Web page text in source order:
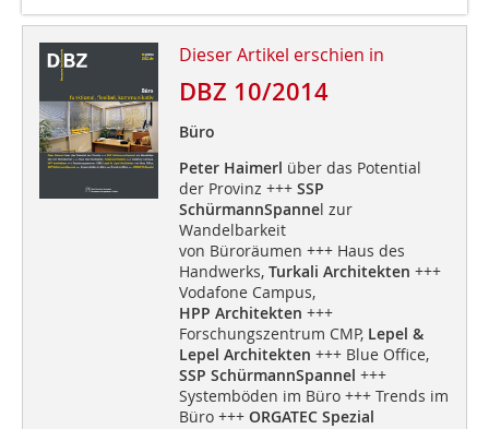
Dieser Artikel erschien in
DBZ 10/2014
Büro
Peter Haimerl über das Potential
der Provinz +++ SSP
SchürmannSpannel zur
Wandelbarkeit
von Büroräumen +++ Haus des
Handwerks, Turkali Architekten +++
Vodafone Campus,
HPP Architekten +++
Forschungszentrum CMP,Lepel &
Lepel Architekten +++ Blue Office,
SSP SchürmannSpannel +++
Systemböden im Büro +++ Trends im
Büro +++ ORGATEC Spezial